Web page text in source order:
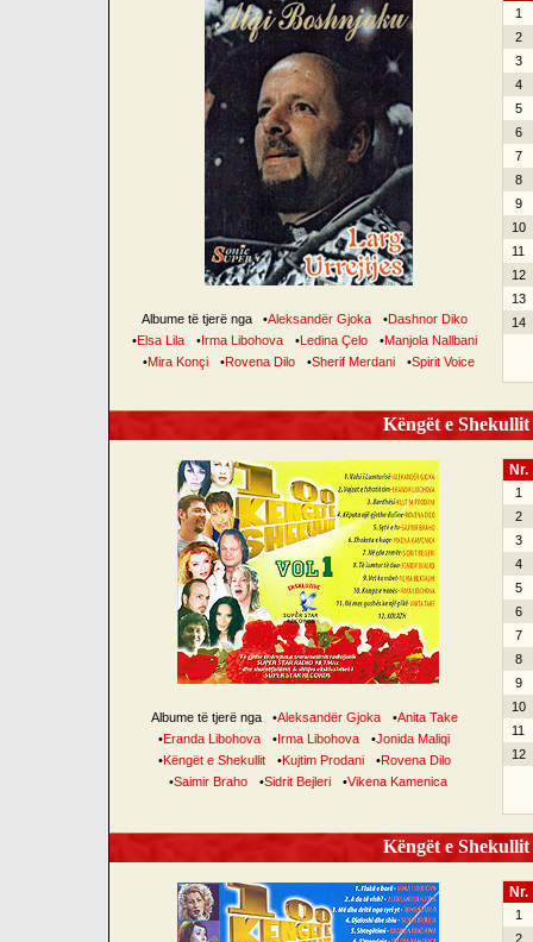
Albume të tjerë nga •Aleksandër Gjoka •Dashnor Diko
•Elsa Lila •Irma Libohova •Ledina Çelo •Manjola Nallbani
•Mira Konçi •Rovena Dilo •Sherif Merdani •Spirit Voice
1
2
3
4
5
6
7
8
9
10
11
12
13
14
Këngët e
Albume të tjerë nga •Aleksandër Gjoka •Anita Take
•Eranda Libohova •Irma Libohova •Jonida Maliqi
•Këngët e Shekullit •Kujtim Prodani •Rovena Dilo
•Saimir Braho •Sidrit Bejleri •Vikena Kamenica
Nr.
1
2
3
4
5
6
7
8
9
10
11
12
Këngët e
Nr.
1
2